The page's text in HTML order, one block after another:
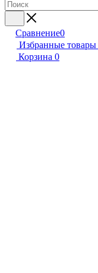
Сравнение0
Избранные товары
Корзина 0